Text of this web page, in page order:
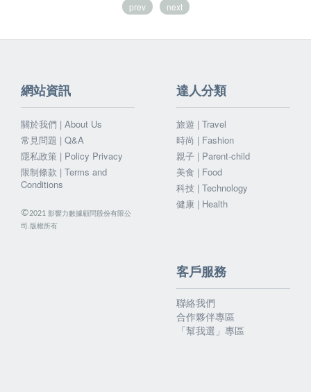
prev next
網站資訊
關於我們 | About Us
常見問題 | Q&A
隱私政策 | Policy Privacy
限制條款 | Terms and
Conditions
©2021 影響力數據顧問股份有限公
司.版權所有
達人分類
旅遊 | Travel
時尚 | Fashion
親子 | Parent-child
美食 | Food
科技 | Technology
健康 | Health
客戶服務
聯絡我們
合作夥伴專區
「幫我選」專區